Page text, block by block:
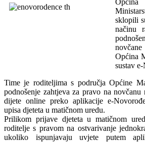
sklopili
načinu
Općina
sustav
Time je roditeljima s područja Općine
podnošenje zahtjeva za pravo na novčanu
dijete online preko aplikacije e-
upisa djeteta u matičnom uredu.
Prilikom prijave djeteta u matičnom
roditelje s pravom na ostvarivanje
ukoliko ispunjavaju uvjete putem